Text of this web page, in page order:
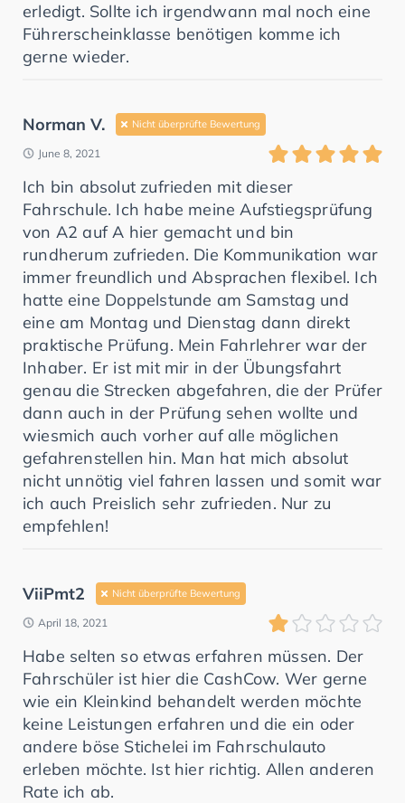
erledigt. Sollte ich irgendwann mal noch eine
Führerscheinklasse benötigen komme ich
gerne wieder.
Norman V. Nicht überprüfte Bewertung
June 8, 2021
Ich bin absolut zufrieden mit dieser
Fahrschule. Ich habe meine Aufstiegsprüfung
von A2 auf A hier gemacht und bin
rundherum zufrieden. Die Kommunikation war
immer freundlich und Absprachen flexibel. Ich
hatte eine Doppelstunde am Samstag und
eine am Montag und Dienstag dann direkt
praktische Prüfung. Mein Fahrlehrer war der
Inhaber. Er ist mit mir in der Übungsfahrt
genau die Strecken abgefahren, die der Prüfer
dann auch in der Prüfung sehen wollte und
wiesmich auch vorher auf alle möglichen
gefahrenstellen hin. Man hat mich absolut
nicht unnötig viel fahren lassen und somit war
ich auch Preislich sehr zufrieden. Nur zu
empfehlen!
ViiPmt2 Nicht überprüfte Bewertung
April 18, 2021
Habe selten so etwas erfahren müssen. Der
Fahrschüler ist hier die CashCow. Wer gerne
wie ein Kleinkind behandelt werden möchte
keine Leistungen erfahren und die ein oder
andere böse Stichelei im Fahrschulauto
erleben möchte. Ist hier richtig. Allen anderen
Rate ich ab.